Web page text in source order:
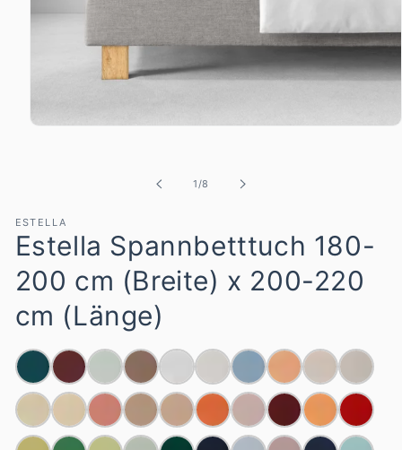
1/von
8
ESTELLA
Estella Spannbetttuch 180-
200 cm (Breite) x 200-220
cm (Länge)